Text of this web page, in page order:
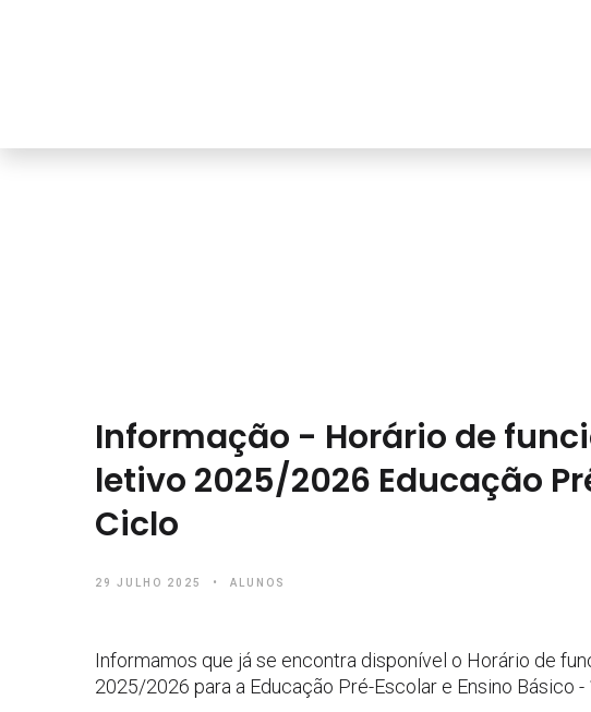
Informação - Horário de
letivo 2025/2026 Educação
Ciclo
29 JULHO 2025 ALUNOS
Informamos que já se encontra disponível o Horário de
2025/2026 para a Educação Pré-Escolar e Ensino Básico -